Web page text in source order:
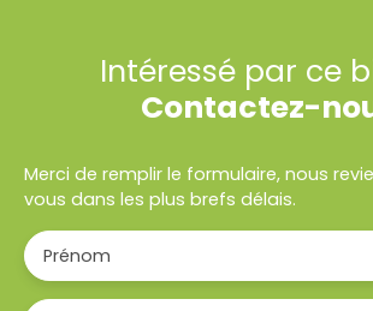
Intéressé par ce
Contactez-
Merci de remplir le formulaire, nous
vous dans les plus brefs délais.
Prénom